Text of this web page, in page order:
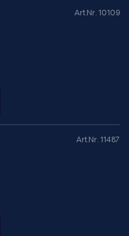
Art.Nr. 10109
Art.Nr. 11487